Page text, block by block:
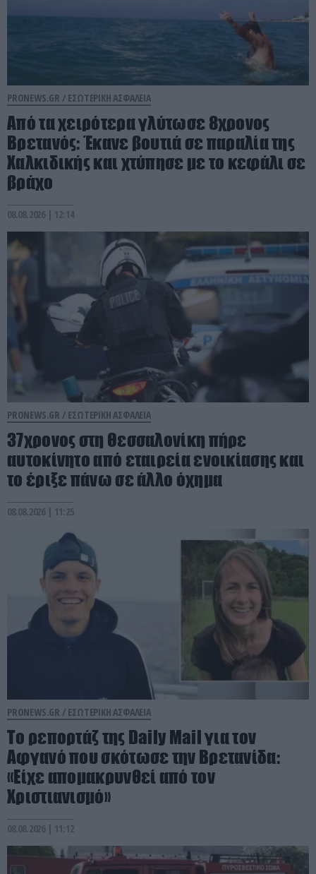
PRONEWS.GR / ΕΣΩΤΕΡΙΚΗ ΑΣΦΑΛΕΙΑ
Από τα χειρότερα γλύτωσε 8χρονος
Βρετανός: Έκανε βουτιά σε παραλία της
Χαλκιδικής και χτύπησε με το κεφάλι σε
βράχο
08.08.2026 | 12:14
PRONEWS.GR / ΕΣΩΤΕΡΙΚΗ ΑΣΦΑΛΕΙΑ
37χρονος στη Θεσσαλονίκη πήρε
αυτοκίνητο από εταιρεία ενοικίασης και
το έριξε πάνω σε άλλο όχημα
08.08.2026 | 11:25
PRONEWS.GR / ΕΣΩΤΕΡΙΚΗ ΑΣΦΑΛΕΙΑ
Το ρεπορτάζ της Daily Mail για τον
Αφγανό που σκότωσε την Βρετανίδα:
«Είχε απομακρυνθεί από τον
Χριστιανισμό»
08.08.2026 | 11:12